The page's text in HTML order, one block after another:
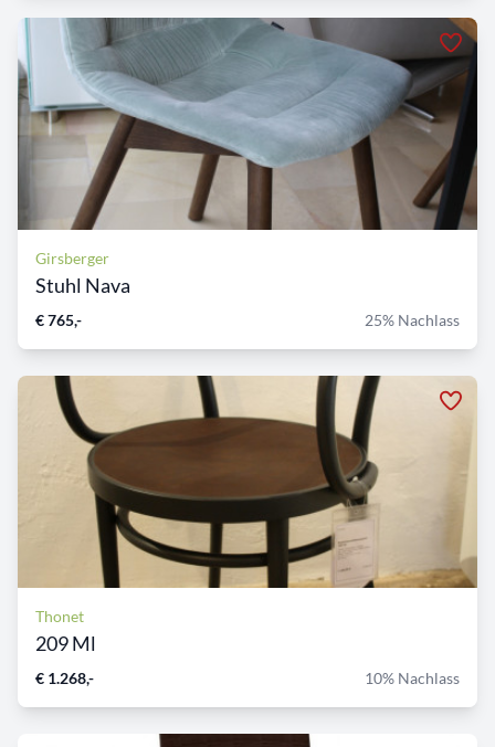
Girsberger
Stuhl Nava
€ 765,- 25% Nachlass
Thonet
209 Ml
€ 1.268,- 10% Nachlass